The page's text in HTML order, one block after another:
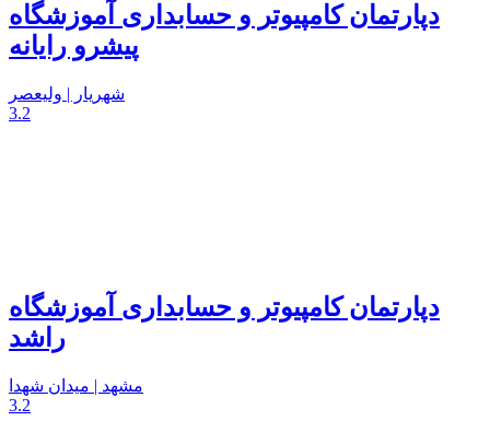
دپارتمان کامپیوتر و حسابداری آموزشگاه
پیشرو رایانه
شهریار | ولیعصر
3.2
دپارتمان کامپیوتر و حسابداری آموزشگاه
راشد
مشهد | میدان شهدا
3.2